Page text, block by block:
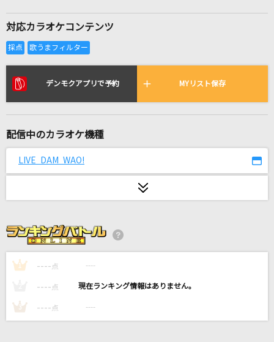
リアルタイムで歌われている曲の一覧
ヴァンパイア
羽後の恋唄
長山洋子
中森明菜
好きすぎて滅！
対応カラオケコンテンツ
デンモクアプリで予約 MYリスト保存
配信中のカラオケ機種
LIVE DAM WAO!
1 ---- 点 ----
---- 点 ----
3 ---- 点 ----